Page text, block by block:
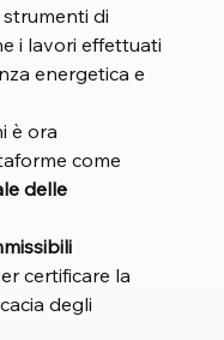
di
i lavori effettuati
energetica e
è ora
come
delle
certificare la
degli